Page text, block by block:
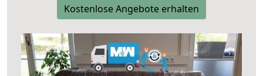
Kostenlose Angebote erhalten